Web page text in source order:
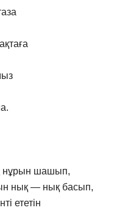
нұрын шашып,
— нық басып,
ететін